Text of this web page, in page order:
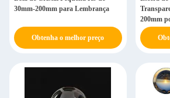
30mm-200mm para Lembrança
Obtenha o melhor preço
200mm
Cristal